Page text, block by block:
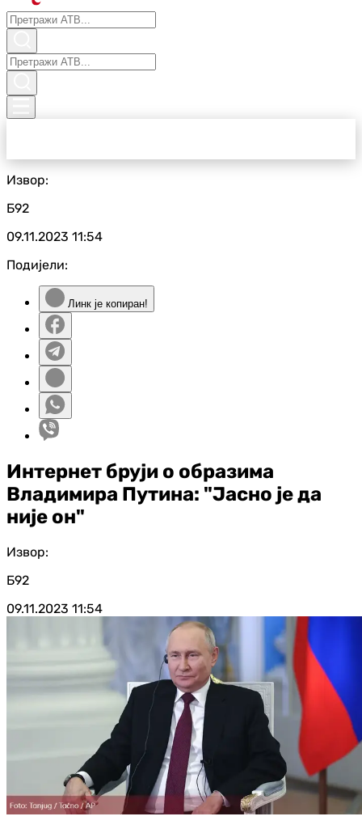
Извор:
Б92
09.11.2023 11:54
Подијели:
Линк је копиран!
Интернет бруји о образима
Владимира Путина: "Јасно је да
није он"
Извор:
Б92
09.11.2023 11:54